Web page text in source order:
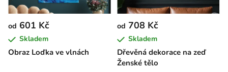
Obraz Loďka ve vlnách
od 601 Kč
Skladem
Dřevěná dekorace na zeď
Ženské tělo
od 708 Kč
Skladem